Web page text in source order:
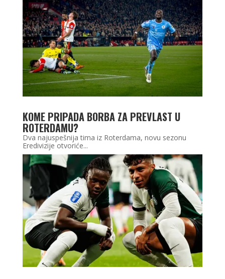
KOME PRIPADA BORBA ZA PREVLAST U
ROTERDAMU?
Dva najuspešnija tima iz Roterdama, novu sezonu
Eredivizije otvoriće...